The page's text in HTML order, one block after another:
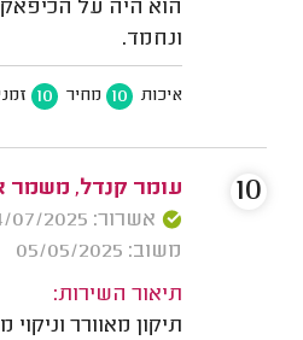
הוא היה על
ונחמד.
איכות 10 מחיר 10
עומר קנדל, משמר
אשרור: 04/07/2025
משוב: 05/05/2025
תיאור השירות:
תיקון מאוורר
10